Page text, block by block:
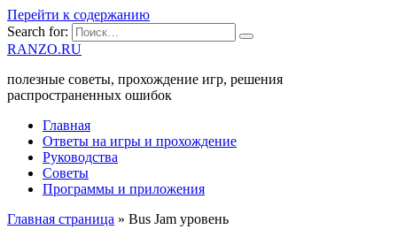
Перейти к содержанию
Search for:
RANZO.RU
полезные советы, прохождение игр, решения
распространенных ошибок
Главная
Ответы на игры и прохождение
Руководства
Советы
Программы и приложения
Главная страница » Bus Jam уровень